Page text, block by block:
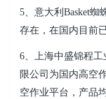
5、意大利Basket
存在，在国内目前
6、上海中盛锦程
限公司为国内高空
空作业平台，产品